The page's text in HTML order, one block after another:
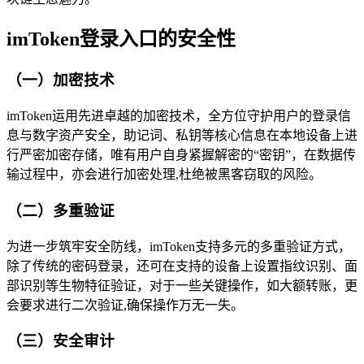
imToken登录入口的安全性
（一）加密技术
imToken运用先进卓越的加密技术，全方位守护用户的登录信
息与数字资产安全，助记词、私钥等核心信息在本地设备上进
行严密加密存储，唯有用户自身紧握解密的“密钥”，在数据传
输过程中，亦会进行加密处理,杜绝被黑客窃取的风险。
（二）多重验证
为进一步筑牢安全防线，imToken支持多元的多重验证方式，
除了传统的密码登录，还可在支持的设备上设置指纹识别、面
部识别等生物特征验证，对于一些关键操作，如大额转账，更
会要求进行二次验证,确保操作万无一失。
（三）安全审计